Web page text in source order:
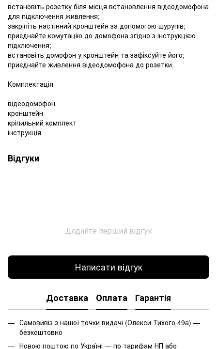
встановіть розетку біля місця встановлення відеодомофона
для підключення живлення;
закріпіть настінний кронштейн за допомогою шурупів;
приєднайте комутацію до домофона згідно з інструкцією
підключення;
встановіть домофон у кронштейн та зафіксуйте його;
приєднайте живлення відеодомофона до розетки.
Комплектація
відеодомофон
кронштейн
кріпильний комплект
інструкція
Відгуки
Додайте перший відгук
Написати відгук
Доставка Оплата Гарантія
Самовивіз з нашої точки видачі (Олекси Тихого 49а) —
безкоштовно
Новою поштою по Україні — по тарифам НП або